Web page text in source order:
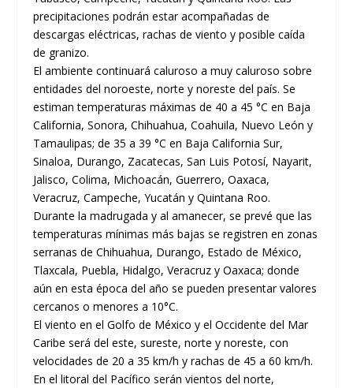
precipitaciones podrán estar acompañadas de
descargas eléctricas, rachas de viento y posible caída
de granizo.
El ambiente continuará caluroso a muy caluroso sobre
entidades del noroeste, norte y noreste del país. Se
estiman temperaturas máximas de 40 a 45 °C en Baja
California, Sonora, Chihuahua, Coahuila, Nuevo León y
Tamaulipas; de 35 a 39 °C en Baja California Sur,
Sinaloa, Durango, Zacatecas, San Luis Potosí, Nayarit,
Jalisco, Colima, Michoacán, Guerrero, Oaxaca,
Veracruz, Campeche, Yucatán y Quintana Roo.
Durante la madrugada y al amanecer, se prevé que las
temperaturas mínimas más bajas se registren en zonas
serranas de Chihuahua, Durango, Estado de México,
Tlaxcala, Puebla, Hidalgo, Veracruz y Oaxaca; donde
aún en esta época del año se pueden presentar valores
cercanos o menores a 10°C.
El viento en el Golfo de México y el Occidente del Mar
Caribe será del este, sureste, norte y noreste, con
velocidades de 20 a 35 km/h y rachas de 45 a 60 km/h.
En el litoral del Pacífico serán vientos del norte,